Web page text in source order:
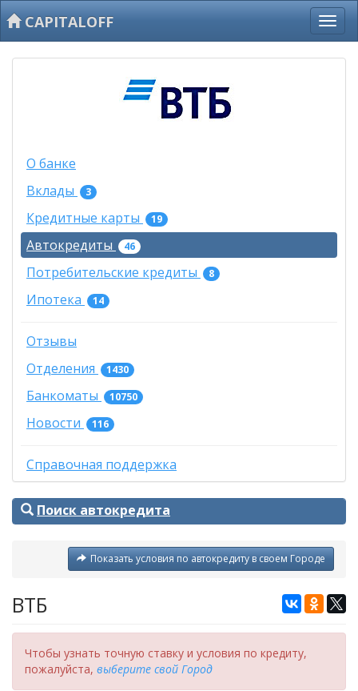
CAPITALOFF
О банке
Вклады
3
Кредитные карты 19
Автокредиты 46
Потребительские кредиты 8
Ипотека 14
Отзывы
Отделения
1430
Банкоматы 10750
Новости 116
Справочная поддержка
Поиск автокредита
Показать условия по автокредиту в своем Городе
ВТБ
Чтобы узнать точную ставку и условия по кредиту,
пожалуйста, выберите свой Город